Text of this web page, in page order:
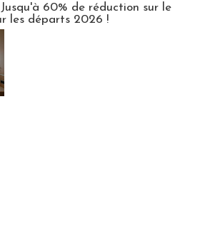
60% de réduction sur le
les départs 2026 !